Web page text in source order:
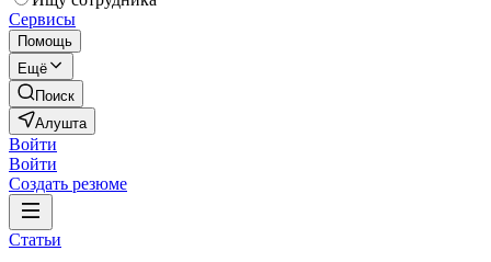
Сервисы
Помощь
Ещё
Поиск
Алушта
Войти
Войти
Создать резюме
Статьи